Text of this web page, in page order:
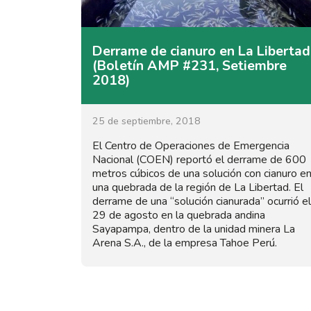
Derrame de cianuro en La Libertad
(Boletín AMP #231, Setiembre
2018)
25 de septiembre, 2018
El Centro de Operaciones de Emergencia
Nacional (COEN) reportó el derrame de 600
metros cúbicos de una solución con cianuro en
una quebrada de la región de La Libertad. El
derrame de una “solución cianurada” ocurrió el
29 de agosto en la quebrada andina
Sayapampa, dentro de la unidad minera La
Arena S.A., de la empresa Tahoe Perú.